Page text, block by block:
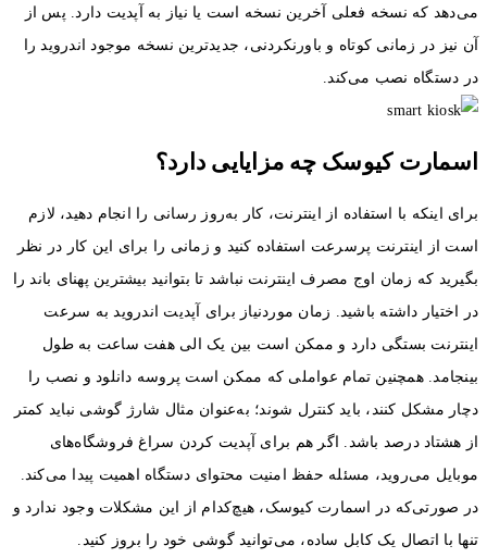
می‌دهد که نسخه فعلی آخرین نسخه است یا نیاز به آپدیت دارد. پس از
آن نیز در زمانی کوتاه و باورنکردنی، جدیدترین نسخه موجود اندروید را
در دستگاه نصب می‌کند.
اسمارت کیوسک چه مزایایی دارد؟
برای اینکه با استفاده از اینترنت، کار به‌روز رسانی را انجام دهید، لازم
است از اینترنت پرسرعت استفاده کنید و زمانی را برای این کار در نظر
بگیرید که زمان اوج مصرف اینترنت نباشد تا بتوانید بیشترین پهنای باند را
در اختیار داشته باشید. زمان موردنیاز برای آپدیت اندروید به ‌سرعت
اینترنت بستگی دارد و ممکن است بین یک الی هفت ساعت به طول
بینجامد. همچنین تمام عواملی که ممکن است پروسه دانلود و نصب را
دچار مشکل کنند، باید کنترل شوند؛ به‌عنوان مثال شارژ گوشی نباید کمتر
از هشتاد درصد باشد. اگر هم برای آپدیت کردن سراغ فروشگاه‌های
موبایل می‌روید، مسئله حفظ امنیت محتوای دستگاه اهمیت پیدا می‌کند.
در صورتی‌که در اسمارت کیوسک، هیچ‌کدام از این مشکلات وجود ندارد و
تنها با اتصال یک کابل ساده، می‌توانید گوشی خود را بروز کنید.